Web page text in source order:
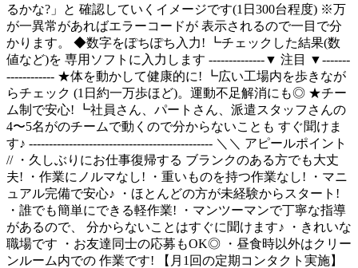
るかな?」と 確認していくイメージです(1日300台程度) ※万
が一異常があればエラーコードが 表示されるので一目で分
かります。 ◆数字をぽちぽち入力! ┗チェックした結果(数
値など)を 専用ソフトに入力します --------------▼ 注目 ▼-------
------------ ★体を動かして健康的に! ┗広い工場内を歩きなが
らチェック (1日約一万歩ほど)。運動不足解消にも◎ ★チー
ム制で安心! ┗社員さん、パートさん、派遣スタッフさんの
4〜5名がのチームで動くので分からないことも すぐ聞けま
す♪ ---------------------------------------------- ＼＼ アピールポイント
// ・久しぶりにお仕事復帰する ブランクのある方でも大丈
夫! ・作業にノルマなし! ・重いものを持つ作業なし! ・マニ
ュアル完備で安心♪ ・ほとんどの方が未経験からスタート!
・誰でも簡単にできる軽作業! ・マンツーマンで丁寧な指導
があるので、 分からないことはすぐに聞けます♪ ・きれいな
職場です ・お友達同士の応募もOK◎ ・昼食時以外はクリー
ンルーム内での 作業です! 【月1回の定期コンタクト実施】